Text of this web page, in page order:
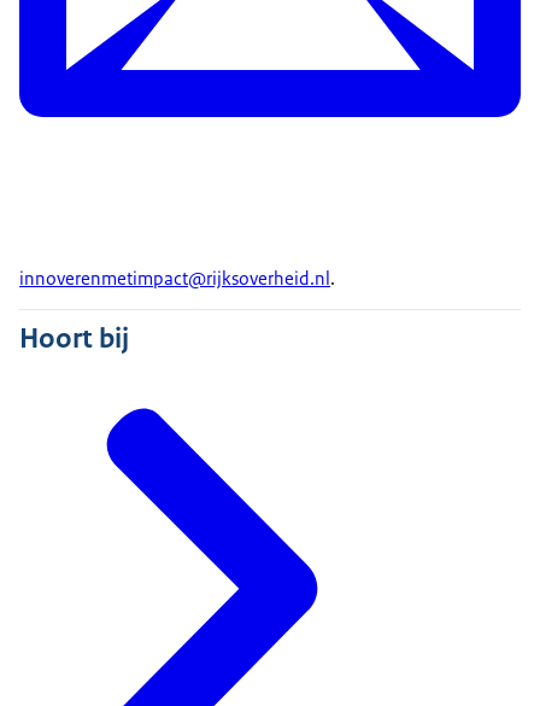
innoverenmetimpact@rijksoverheid.nl.
Hoort bij